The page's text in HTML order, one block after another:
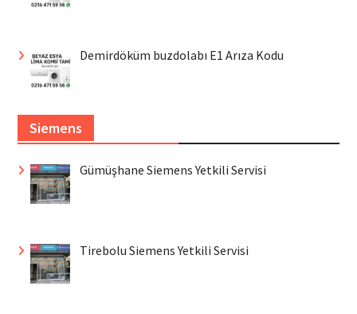
Demirdöküm buzdolabı E1 Arıza Kodu
Siemens
Gümüşhane Siemens Yetkili Servisi
Tirebolu Siemens Yetkili Servisi